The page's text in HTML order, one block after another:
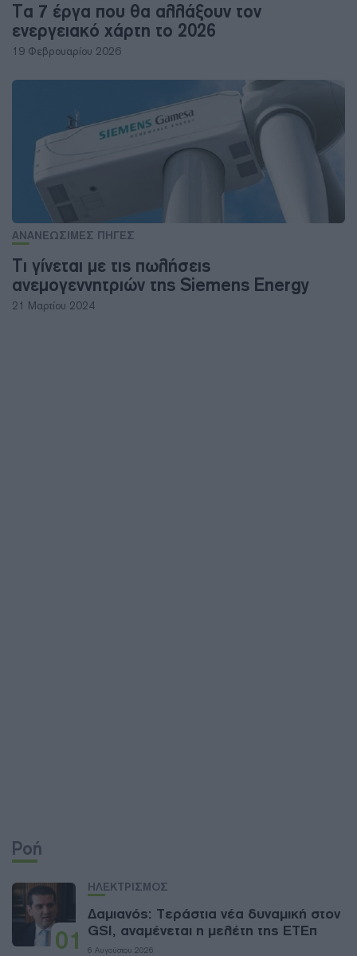
Τα 7 έργα που θα αλλάξουν τον
ενεργειακό χάρτη το 2026
19 Φεβρουαρίου 2026
ΑΝΑΝΕΩΣΙΜΕΣ ΠΗΓΕΣ
Τι γίνεται με τις πωλήσεις
ανεμογεννητριών της Siemens Energy
21 Μαρτίου 2024
Ροή
01
ΗΛΕΚΤΡΙΣΜΟΣ
Δαμιανός: Τεράστια νέα δυναμική στον
GSI, αναμένεται η μελέτη της ΕΤΕπ
6 Αυγούστου 2026